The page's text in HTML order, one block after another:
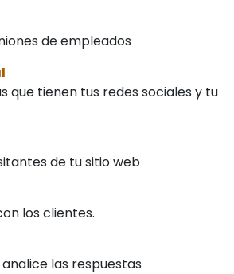
de empleados
que tienen tus redes sociales y tu
de tu sitio web
los clientes.
las respuestas